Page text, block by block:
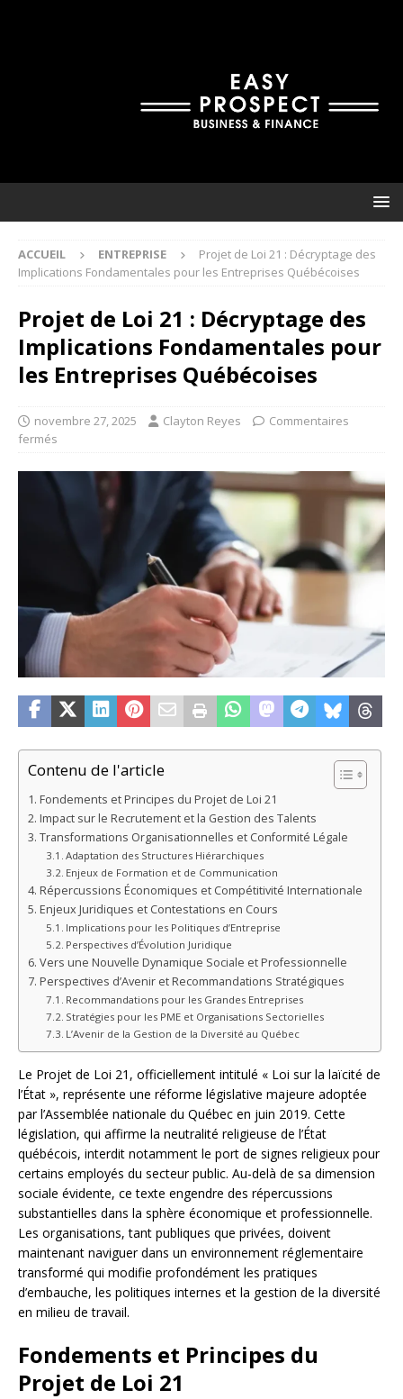
ACCUEIL ENTREPRISE
Projet de Loi 21 : Décryptage des
Implications Fondamentales pour les Entreprises Québécoises
Projet de Loi 21 : Décryptage des
Implications Fondamentales pour
les Entreprises Québécoises
novembre 27, 2025 Clayton Reyes
Commentaires
fermés
Contenu de l'article
Fondements et Principes du Projet de Loi 21
Impact sur le Recrutement et la Gestion des Talents
Transformations Organisationnelles et Conformité Légale
Adaptation des Structures Hiérarchiques
Enjeux de Formation et de Communication
Répercussions Économiques et Compétitivité Internationale
Enjeux Juridiques et Contestations en Cours
Implications pour les Politiques d’Entreprise
Perspectives d’Évolution Juridique
Vers une Nouvelle Dynamique Sociale et Professionnelle
Perspectives d’Avenir et Recommandations Stratégiques
Recommandations pour les Grandes Entreprises
Stratégies pour les PME et Organisations Sectorielles
L’Avenir de la Gestion de la Diversité au Québec
Le Projet de Loi 21, officiellement intitulé « Loi sur la laïcité de
l’État », représente une réforme législative majeure adoptée
par l’Assemblée nationale du Québec en juin 2019. Cette
législation, qui affirme la neutralité religieuse de l’État
québécois, interdit notamment le port de signes religieux pour
certains employés du secteur public. Au-delà de sa dimension
sociale évidente, ce texte engendre des répercussions
substantielles dans la sphère économique et professionnelle.
Les organisations, tant publiques que privées, doivent
maintenant naviguer dans un environnement réglementaire
transformé qui modifie profondément les pratiques
d’embauche, les politiques internes et la gestion de la diversité
en milieu de travail.
Fondements et Principes du
Projet de Loi 21